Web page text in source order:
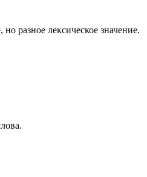
разное лексическое значение.